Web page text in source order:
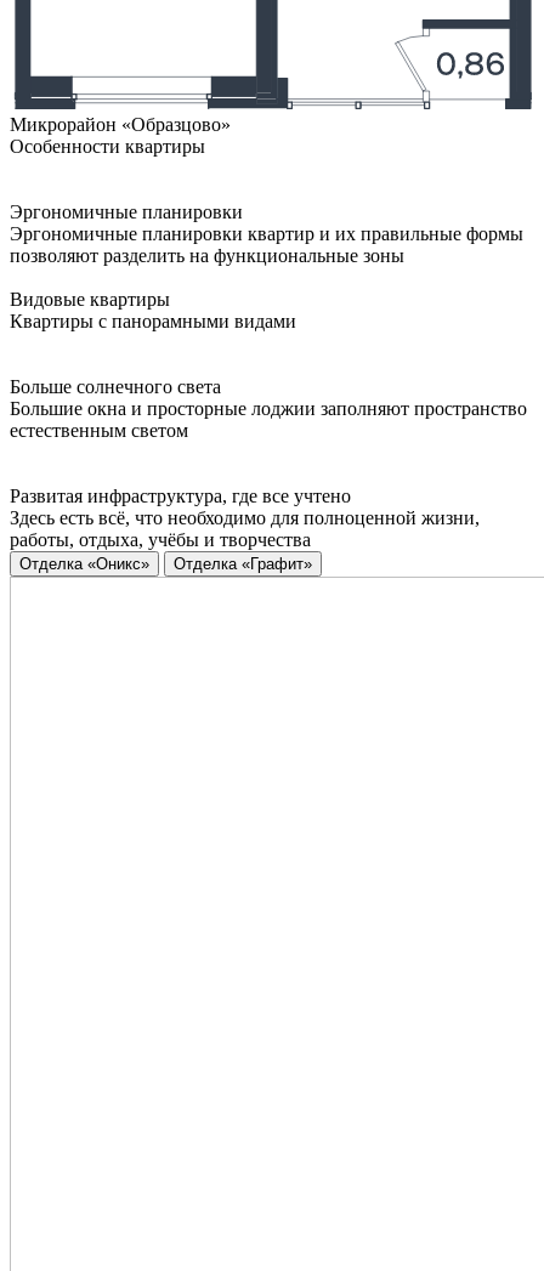
Микрорайон «Образцово»
Особенности квартиры
Эргономичные планировки
Эргономичные планировки квартир и их правильные формы
позволяют разделить на функциональные зоны
Видовые квартиры
Квартиры с панорамными видами
Больше солнечного света
Большие окна и просторные лоджии заполняют пространство
естественным светом
Развитая инфраструктура, где все учтено
Здесь есть всё, что необходимо для полноценной жизни,
работы, отдыха, учёбы и творчества
Отделка «Оникс» Отделка «Графит»